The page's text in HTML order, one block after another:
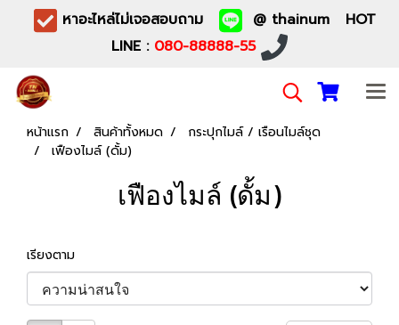
หาอะไหล่ไม่เจอสอบถาม
@ thainum HOT
LINE : 080-88888-55
หน้าแรก สินค้าทั้งหมด
กระปุกไมล์ / เรือนไมล์ชุด
เฟืองไมล์ (ดั้ม)
เฟืองไมล์ (ดั้ม)
เรียงตาม